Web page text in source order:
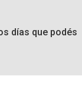
días que podés